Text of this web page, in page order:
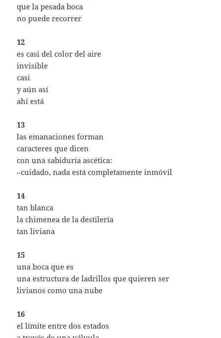
que la pesada boca
no puede recorrer
12
es casi del color del aire
invisible
casi
y aún así
ahí está
13
las emanaciones forman
caracteres que dicen
con una sabiduría ascética:
–cuidado, nada está completamente inmóvil
14
tan blanca
la chimenea de la destilería
tan liviana
15
una boca que es
una estructura de ladrillos que quieren ser
livianos como una nube
16
el límite entre dos estados